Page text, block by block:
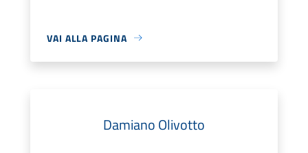
VAI ALLA PAGINA
Damiano Olivotto